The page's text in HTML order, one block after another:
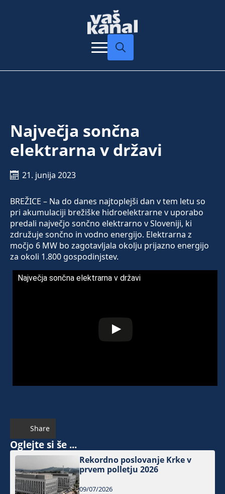
Največja sončna
elektrarna v državi
21. junija 2023
BREŽICE – Na do danes najtoplejši dan v tem letu so
pri akumulaciji brežiške hidroelektrarne v uporabo
predali največjo sončno elektrarno v Sloveniji, ki
združuje sončno in vodno energijo. Elektrarna z
močjo 6 MW bo zagotavljala okolju prijazno energijo
za okoli 1.800 gospodinjstev.
Največja sončna elektrarna v državi
Share
Oglejte si še ...
Rekordno poslovanje Krke v
prvem polletju 2026
09/07/2026